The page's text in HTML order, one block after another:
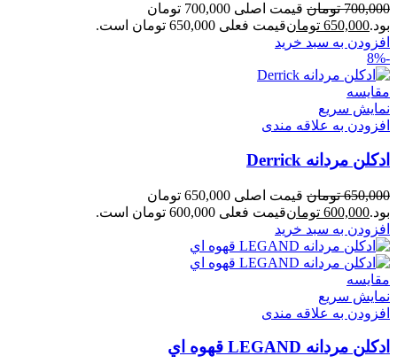
700,000 تومان
قیمت اصلی 700,000 تومان
بود.650,000 تومانقیمت فعلی 650,000 تومان است.
افزودن به سبد خرید
-8%
مقايسه
نمایش سریع
افزودن به علاقه مندی
ادكلن مردانه Derrick
650,000 تومان
قیمت اصلی 650,000 تومان
بود.600,000 تومانقیمت فعلی 600,000 تومان است.
افزودن به سبد خرید
مقايسه
نمایش سریع
افزودن به علاقه مندی
ادكلن مردانه LEGAND قهوه اي